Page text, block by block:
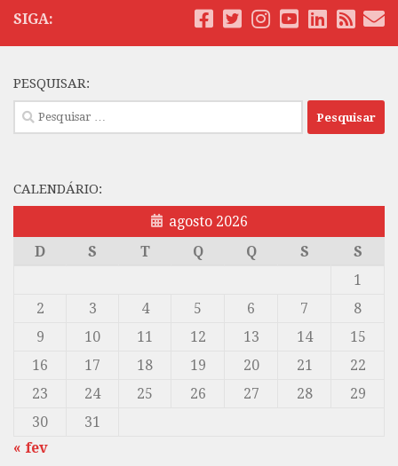
SIGA:
PESQUISAR:
Pesquisar
por:
CALENDÁRIO:
agosto 2026
D
S T Q Q S
S
1
2
3 4 5 6 7
8
9
10 11 12 13 14
15
16
17 18 19 20 21
22
23
24 25 26 27 28
29
30
31
« fev